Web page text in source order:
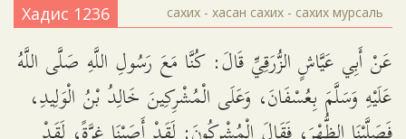
Хадис 1236 сахих - хасан сахих - сахих мурсаль
عَنْ أَبِي عَيَّاشٍ الزُّرَقِيِّ قَالَ: كُنَّا مَعَ رَسُولِ اللَّهِ صَلَّى اللَّهُ
عَلَيْهِ وَسَلَّمَ بِعُسْفَانَ، وَعَلَى الْمُشْرِكِينَ خَالِدُ بْنُ الْوَلِيدِ،